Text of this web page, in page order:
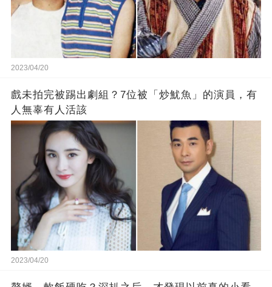
2023/04/20
戲未拍完被踢出劇組？7位被「炒魷魚」的演員，有
人無辜有人活該
2023/04/20